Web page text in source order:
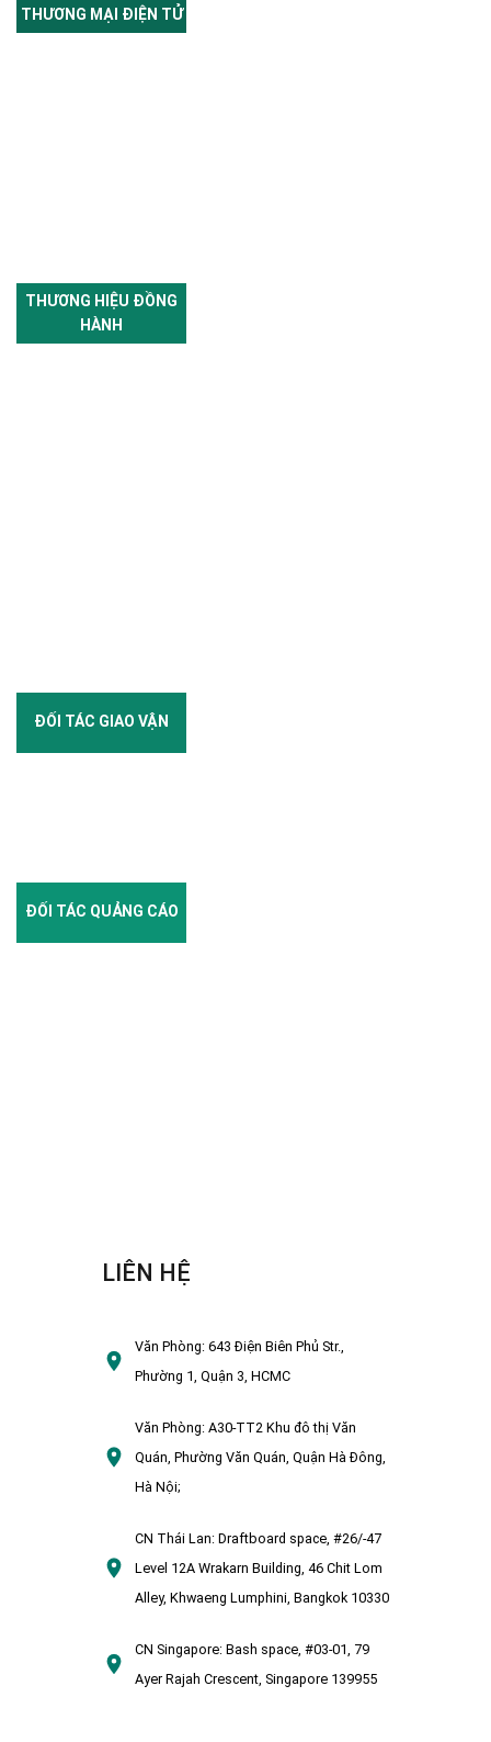
THƯƠNG MẠI ĐIỆN TỬ
THƯƠNG HIỆU ĐỒNG
HÀNH
ĐỐI TÁC GIAO VẬN
ĐỐI TÁC QUẢNG CÁO
LIÊN HỆ
Văn Phòng:643 Điện Biên Phủ Str.,
Phường 1, Quận 3, HCMC
Văn Phòng:A30-TT2 Khu đô thị Văn
Quán, Phường Văn Quán, Quận Hà Đông,
Hà Nội;
CN Thái Lan: Draftboard space, #26/-47
Level 12A Wrakarn Building, 46 Chit Lom
Alley, Khwaeng Lumphini, Bangkok 10330
CN Singapore: Bash space, #03-01, 79
Ayer Rajah Crescent, Singapore 139955